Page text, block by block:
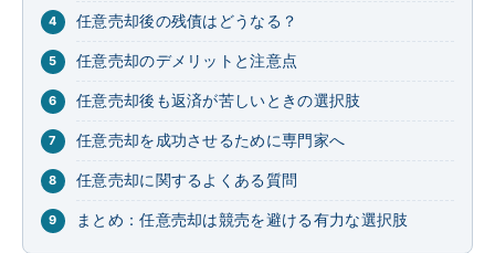
任意売却後の残債はどうなる？
任意売却のデメリットと注意点
任意売却後も返済が苦しいときの選択肢
任意売却を成功させるために専門家へ
任意売却に関するよくある質問
まとめ：任意売却は競売を避ける有力な選択肢